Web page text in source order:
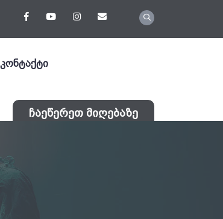
კონტაქტი
ჩაეწერეთ მიღებაზე